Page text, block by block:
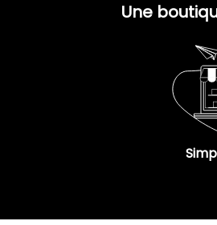
Une